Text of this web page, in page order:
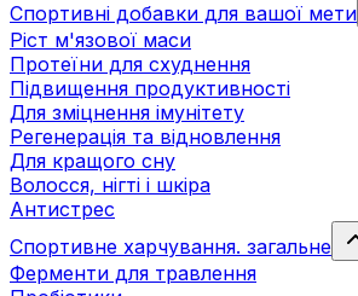
Спортивні добавки для вашої мети
Ріст м'язової маси
Протеїни для схуднення
Підвищення продуктивності
Для зміцнення імунітету
Регенерація та відновлення
Для кращого сну
Волосся, нігті і шкіра
Антистрес
Спортивне харчування. загальне
Ферменти для травлення